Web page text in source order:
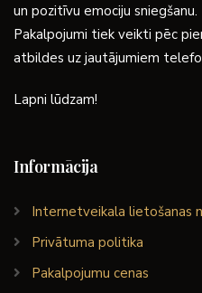
un pozitīvu emociju sniegšanu.
Pakalpojumi tiek veikti pēc
atbildes uz jautājumiem
Lapni lūdzam!
Informācija
Internetveikala lietošanas
Privātuma politika
Pakalpojumu cenas